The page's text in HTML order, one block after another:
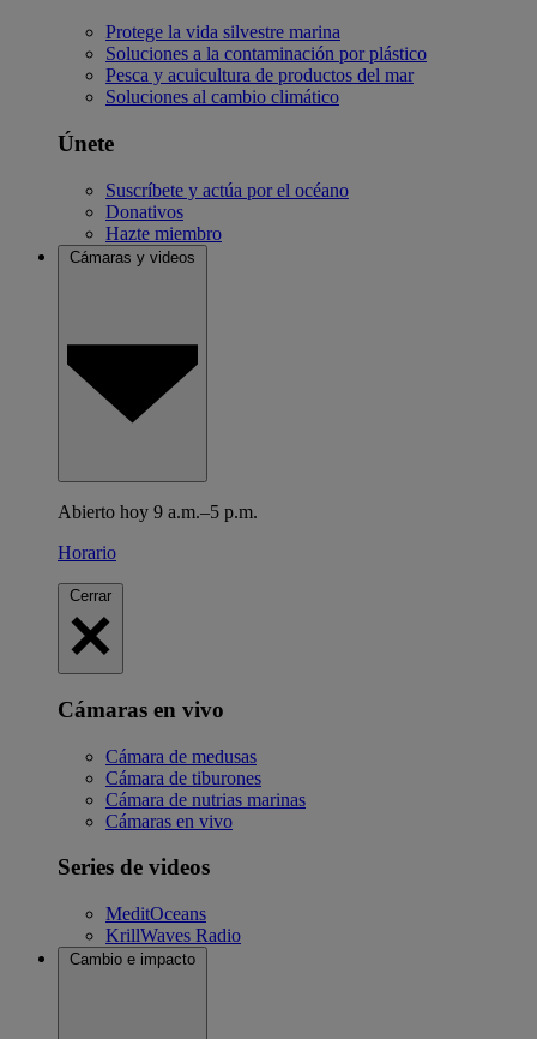
Protege la vida silvestre marina
Soluciones a la contaminación por plástico
Pesca y acuicultura de productos del mar
Soluciones al cambio climático
Únete
Suscríbete y actúa por el océano
Donativos
Hazte miembro
Cámaras y videos
Abierto hoy 9 a.m.–5 p.m.
Horario
Cerrar
Cámaras en vivo
Cámara de medusas
Cámara de tiburones
Cámara de nutrias marinas
Cámaras en vivo
Series de videos
MeditOceans
KrillWaves Radio
Cambio e impacto